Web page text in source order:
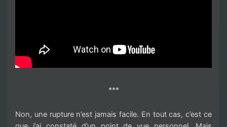
***
Non, une rupture n’est jamais facile. En tout cas, c’est ce